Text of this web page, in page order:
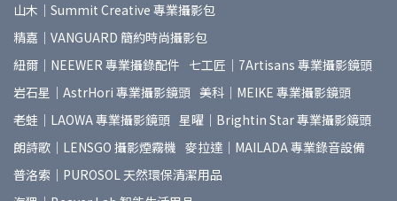
山木｜Summit Creative 專業攝影包
精嘉｜VANGUARD 簡約時尚攝影包
紐爾｜NEEWER 專業攝錄配件 七工匠｜7Artisans 專業攝影鏡頭
岩石星｜AstrHori 專業攝影鏡頭 美科｜MEIKE 專業攝影鏡頭
老蛙｜LAOWA 專業攝影鏡頭 星曜｜Brightin Star 專業攝影鏡頭
朗詩歌｜LENSGO 攝影煙霧機 麥拉達｜MAILADA 專業錄音設備
普洛索｜PUROSOL 天然環保清潔用品